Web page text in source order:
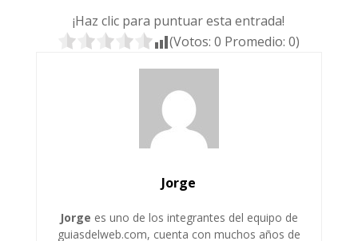
¡Haz clic para puntuar esta entrada!
(Votos:0 Promedio:0)
Jorge
Jorge es uno de los integrantes del equipo de
guiasdelweb.com, cuenta con muchos años de